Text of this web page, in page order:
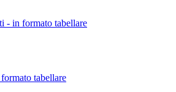
- in formato tabellare
tabellare